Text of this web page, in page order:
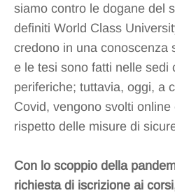
siamo contro le dogane del
definiti World Class
credono in una conoscenza
e le tesi sono fatti nelle sedi
periferiche; tuttavia, oggi, a
Covid, vengono svolti
rispetto delle misure di
Con lo scoppio della
richiesta di iscrizione ai